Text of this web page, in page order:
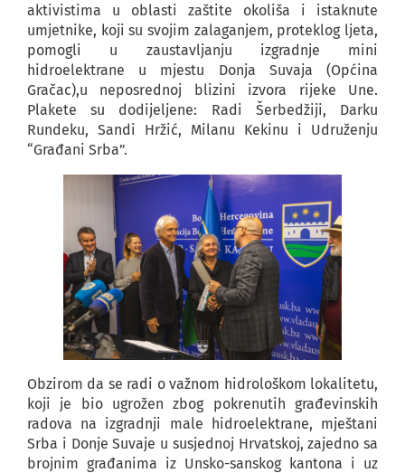
aktivistima u oblasti zaštite okoliša i istaknute
umjetnike, koji su svojim zalaganjem, proteklog ljeta,
pomogli u zaustavljanju izgradnje mini
hidroelektrane u mjestu Donja Suvaja (Općina
Gračac),u neposrednoj blizini izvora rijeke Une.
Plakete su dodijeljene: Radi Šerbedžiji, Darku
Rundeku, Sandi Hržić, Milanu Kekinu i Udruženju
“Građani Srba”.
Obzirom da se radi o važnom hidrološkom lokalitetu,
koji je bio ugrožen zbog pokrenutih građevinskih
radova na izgradnji male hidroelektrane, mještani
Srba i Donje Suvaje u susjednoj Hrvatskoj, zajedno sa
brojnim građanima iz Unsko-sanskog kantona i uz